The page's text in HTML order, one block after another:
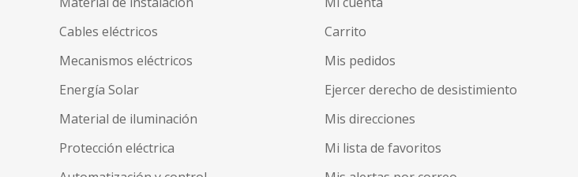
Cables eléctricos
Mecanismos eléctricos
Energía Solar
Material de iluminación
Protección eléctrica
Carrito
Mis pedidos
Ejercer derecho de desistimiento
Mis direcciones
Mi lista de favoritos